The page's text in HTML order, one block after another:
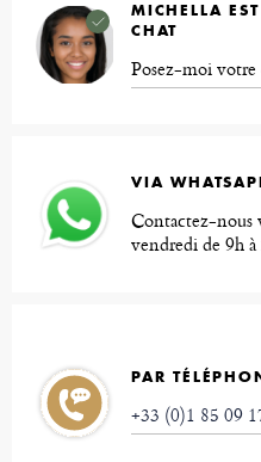
MICHELLA
CHAT
Posez-moi votre
VIA
Contactez-nous
vendredi de 9h
PAR
+33 (0)1 85 09